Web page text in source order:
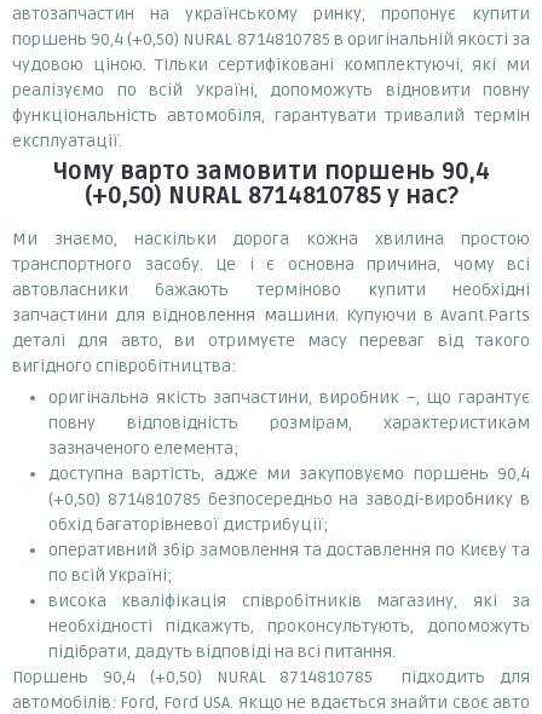
автозапчастин на українському ринку, пропонує купити
поршень 90,4 (+0,50) NURAL 8714810785 в оригінальній якості за
чудовою ціною. Тільки сертифіковані комплектуючі, які ми
реалізуємо по всій Україні, допоможуть відновити повну
функціональність автомобіля, гарантувати тривалий термін
експлуатації.
Чому варто замовити поршень 90,4
(+0,50) NURAL 8714810785у нас?
Ми знаємо, наскільки дорога кожна хвилина простою
транспортного засобу. Це і є основна причина, чому всі
автовласники бажають терміново купити необхідні
запчастини для відновлення машини. Купуючи в Avant.Parts
деталі для авто, ви отримуєте масу переваг від такого
вигідного співробітництва:
оригінальна якість запчастини, виробник –, що гарантує
повну відповідність розмірам, характеристикам
зазначеного елемента;
доступна вартість, адже ми закуповуємо поршень 90,4
(+0,50) 8714810785 безпосередньо на заводі-виробнику в
обхід багаторівневої дистрибуції;
оперативний збір замовлення та доставлення по Києву та
по всій Україні;
висока кваліфікація співробітників магазину, які за
необхідності підкажуть, проконсультують, допоможуть
підібрати, дадуть відповіді на всі питання.
Поршень 90,4 (+0,50) NURAL 8714810785 підходить для
автомобілів: Ford, Ford USA. Якщо не вдається знайти своє авто